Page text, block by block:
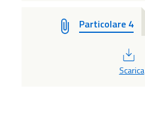
Particolare 4
PDF
Scarica